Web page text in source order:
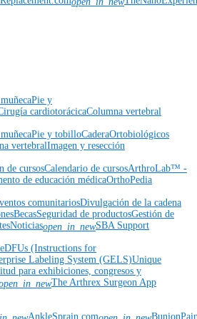
Pie y
cardiotorácicaColumna vertebral
Pie y tobilloCaderaOrtobiológicos
vertebralImagen y resección
de cursosCalendario de cursosArthroLab™ -
de educación médicaOrthoPedia
comunitariosDivulgación de la cadena
BecasSeguridad de productosGestión de
Noticiasopen_in_newSBA Support
eDFUs (Instructions for
Labeling System (GELS)Unique
para exhibiciones, congresos y
The Arthrex Surgeon App
AnkleSprain.com